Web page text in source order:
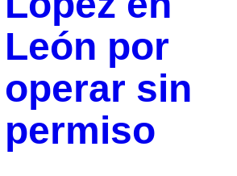
León por
operar sin
permiso